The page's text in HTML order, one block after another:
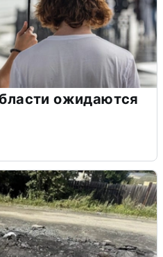
ожидаются